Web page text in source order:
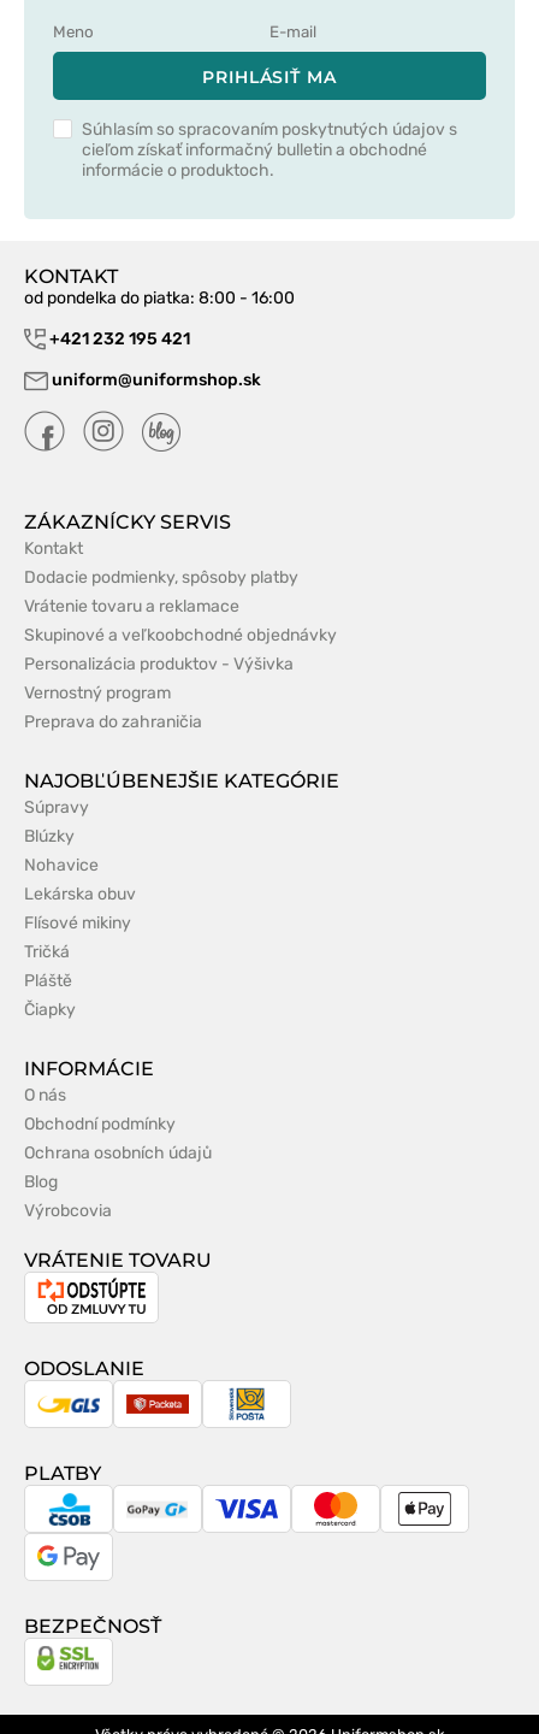
PRIHLÁSIŤ MA
Súhlasím so spracovaním poskytnutých údajov s
cieľom získať informačný bulletin a obchodné
informácie o produktoch.
KONTAKT
od pondelka do piatka: 8:00 - 16:00
+421 232 195 421
uniform@uniformshop.sk
ZÁKAZNÍCKY SERVIS
Kontakt
Dodacie podmienky, spôsoby platby
Vrátenie tovaru a reklamace
Skupinové a veľkoobchodné objednávky
Personalizácia produktov - Výšivka
Vernostný program
Preprava do zahraničia
NAJOBĽÚBENEJŠIE KATEGÓRIE
Súpravy
Blúzky
Nohavice
Lekárska obuv
Flísové mikiny
Tričká
Pláště
Čiapky
INFORMÁCIE
O nás
Obchodní podmínky
Ochrana osobních údajů
Blog
Výrobcovia
VRÁTENIE TOVARU
Odstúpenie
zmluvy
ODOSLANIE
GLS Packeta
Slovenská
PLATBY
CSOB GoPay Visa MasterCardApple
Google
BEZPEČNOSŤ